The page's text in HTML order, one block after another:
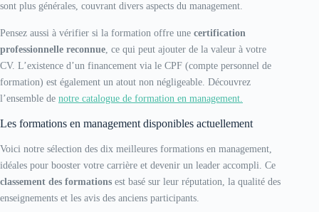
sont plus générales, couvrant divers aspects du management.
Pensez aussi à vérifier si la formation offre une certification
professionnelle reconnue, ce qui peut ajouter de la valeur à votre
CV. L’existence d’un financement via le CPF (compte personnel de
formation) est également un atout non négligeable. Découvrez
l’ensemble de notre catalogue de formation en management.
Les formations en management disponibles actuellement
Voici notre sélection des dix meilleures formations en management,
idéales pour booster votre carrière et devenir un leader accompli. Ce
classement des formations est basé sur leur réputation, la qualité des
enseignements et les avis des anciens participants.